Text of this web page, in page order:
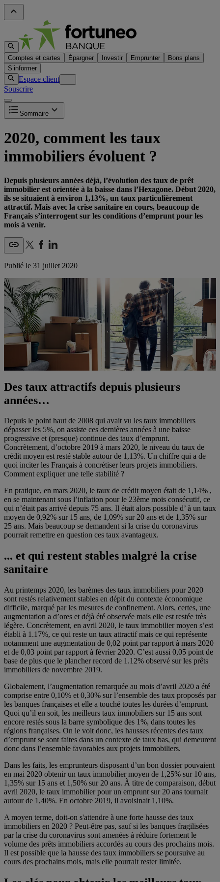
Comptes et cartes Épargner Investir Emprunter
Bons plans
S’informer
Espace client
Souscrire
Sommaire
2020, comment les taux
immobiliers évoluent ?
Depuis plusieurs années déjà, l’évolution des taux de prêt
immobilier est orientée à la baisse dans l’Hexagone. Début 2020,
ils se situaient à environ 1,13%, un taux particulièrement
attractif. Mais avec la crise sanitaire en cours, beaucoup de
Français s’interrogent sur les conditions d’emprunt pour les
mois à venir.
Publié le 31 juillet 2020
Des taux attractifs depuis plusieurs
années…
Depuis le point haut de 2008 qui avait vu les taux immobiliers
dépasser les 5%, on assiste ces dernières années à une baisse
progressive et (presque) continue des taux d’emprunt.
Concrètement, d’octobre 2019 à mars 2020, le niveau du taux de
crédit moyen est resté stable autour de 1,13%. Un chiffre qui a de
quoi inciter les Français à concrétiser leurs projets immobiliers.
Comment expliquer une telle stabilité ?
En pratique, en mars 2020, le taux de crédit moyen était de 1,14% ,
en se maintenant sous l’inflation pour le 23ème mois consécutif, ce
qui n’était pas arrivé depuis 75 ans. Il était alors possible d’ à un taux
moyen de 0,92% sur 15 ans, de 1,09% sur 20 ans et de 1,35% sur
25 ans. Mais beaucoup se demandent si la crise du coronavirus
pourrait remettre en question ces taux avantageux.
... et qui restent stables malgré la crise
sanitaire
Au printemps 2020, les barèmes des taux immobiliers pour 2020
sont restés relativement stables en dépit du contexte économique
difficile, marqué par les mesures de confinement. Alors, certes, une
augmentation a d’ores et déjà été observée mais elle est restée très
légère. Concrètement, en avril 2020, le taux immobilier moyen s’est
établi à 1.17%, ce qui reste un taux attractif mais ce qui représente
notamment une augmentation de 0,02 point par rapport à mars 2020
et de 0,03 point par rapport à février 2020. C’est aussi 0,05 point de
base de plus que le plancher record de 1.12% observé sur les prêts
immobiliers de novembre 2019.
Globalement, l’augmentation remarquée au mois d’avril 2020 a été
comprise entre 0,10% et 0,30% sur l’ensemble des taux proposés par
les banques françaises et elle a touché toutes les durées d’emprunt.
Quoi qu’il en soit, les meilleurs taux immobiliers sur 15 ans sont
encore restés sous la barre symbolique des 1%, dans toutes les
régions françaises. On le voit donc, les hausses récentes des taux
d’emprunt se sont faites dans un contexte de taux bas, qui demeurent
donc dans l’ensemble favorables aux projets immobiliers.
Dans les faits, les emprunteurs disposant d’un bon dossier pouvaient
en mai 2020 obtenir un taux immobilier moyen de 1,25% sur 10 ans,
1,35% sur 15 ans et 1,50% sur 20 ans. À titre de comparaison, début
avril 2020, le taux immobilier pour un emprunt sur 20 ans tournait
autour de 1,40%. En octobre 2019, il avoisinait 1,10%.
A moyen terme, doit-on s'attendre à une forte hausse des taux
immobiliers en 2020 ? Peut-être pas, sauf si les banques fragilisées
par la crise du coronavirus sont amenées à réduire fortement le
volume des prêts immobiliers accordés au cours des prochains mois.
Il est possible que la hausse des taux immobiliers se poursuive au
cours des prochains mois, mais elle pourrait rester limitée.